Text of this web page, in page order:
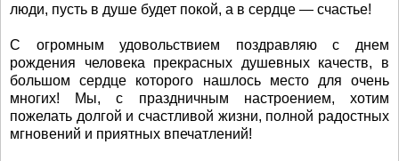
люди, пусть в душе будет покой, а в сердце — счастье!
С огромным удовольствием поздравляю с днем
рождения человека прекрасных душевных качеств, в
большом сердце которого нашлось место для очень
многих! Мы, с праздничным настроением, хотим
пожелать долгой и счастливой жизни, полной радостных
мгновений и приятных впечатлений!